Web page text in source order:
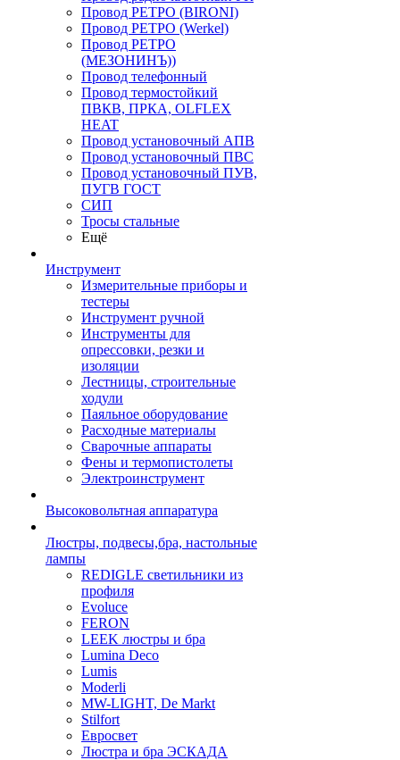
Провод РЕТРО (BIRONI)
Провод РЕТРО (Werkel)
Провод РЕТРО
(МЕЗОНИНЪ))
Провод телефонный
Провод термостойкий
ПВКВ, ПРКА, OLFLEX
HEAT
Провод установочный АПВ
Провод установочный ПВС
Провод установочный ПУВ,
ПУГВ ГОСТ
СИП
Тросы стальные
Ещё
Инструмент
Измерительные приборы и
тестеры
Инструмент ручной
Инструменты для
опрессовки, резки и
изоляции
Лестницы, строительные
ходули
Паяльное оборудование
Расходные материалы
Сварочные аппараты
Фены и термопистолеты
Электроинструмент
Высоковольтная аппаратура
Люстры, подвесы,бра, настольные
лампы
REDIGLE светильники из
профиля
Evoluce
FERON
LEEK люстры и бра
Lumina Deco
Lumis
Moderli
MW-LIGHT, De Markt
Stilfort
Евросвет
Люстра и бра ЭСКАДА